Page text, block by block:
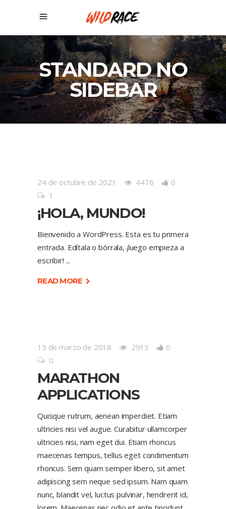
STANDARD NO
SIDEBAR
24 de octubre de 2021 4476
0
1
¡HOLA, MUNDO!
Bienvenido a WordPress. Esta es tu primera
entrada. Edítala o bórrala, ¡luego empieza a
escribir!
READ MORE
15 de marzo de 2018 2913
0
0
MARATHON
APPLICATIONS
Quisque rutrum, aenean imperdiet. Etiam
ultricies nisi vel augue. Curabitur ullamcorper
ultricies nisi, nam eget dui. Etiam rhoncus
maecenas tempus, tellus eget condimentum
rhoncus. Sem quam semper libero, sit amet
adipiscing sem neque sed ipsum. Nam quam
nunc, blandit vel, luctus pulvinar, hendrerit id,